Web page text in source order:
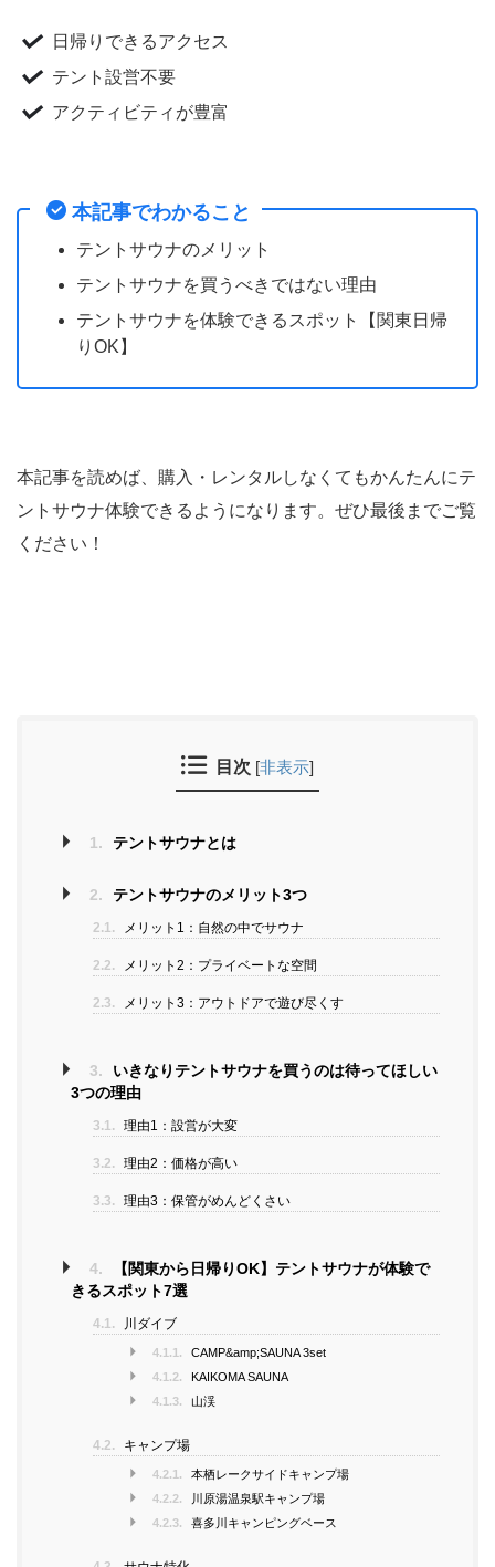
日帰りできるアクセス
テント設営不要
アクティビティが豊富
本記事でわかること
テントサウナのメリット
テントサウナを買うべきではない理由
テントサウナを体験できるスポット【関東日帰
りOK】
本記事を読めば、購入・レンタルしなくてもかんたんにテ
ントサウナ体験できるようになります。ぜひ最後までご覧
ください！
目次 [非表示]
1. テントサウナとは
2. テントサウナのメリット3つ
2.1. メリット1：自然の中でサウナ
2.2. メリット2：プライベートな空間
2.3. メリット3：アウトドアで遊び尽くす
3.
いきなりテントサウナを買うのは待ってほしい
3つの理由
3.1. 理由1：設営が大変
3.2. 理由2：価格が高い
3.3. 理由3：保管がめんどくさい
4.
【関東から日帰りOK】テントサウナが体験で
きるスポット7選
4.1. 川ダイブ
4.1.1.
CAMP&amp;SAUNA 3set
4.1.2.
KAIKOMA SAUNA
4.1.3.
山渓
4.2. キャンプ場
4.2.1.
本栖レークサイドキャンプ場
4.2.2.
川原湯温泉駅キャンプ場
4.2.3.
喜多川キャンピングベース